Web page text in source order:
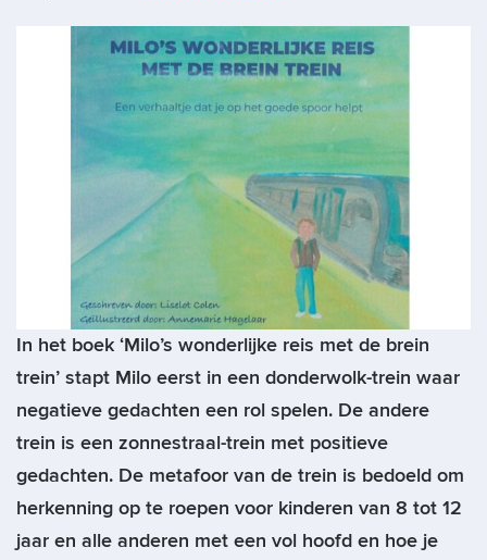
In het boek ‘Milo’s wonderlijke reis met de brein
trein’ stapt Milo eerst in een donderwolk-trein waar
negatieve gedachten een rol spelen. De andere
trein is een zonnestraal-trein met positieve
gedachten. De metafoor van de trein is bedoeld om
herkenning op te roepen voor kinderen van 8 tot 12
jaar en alle anderen met een vol hoofd en hoe je